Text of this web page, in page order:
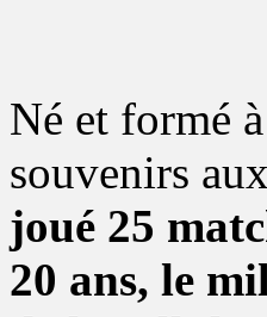
Né et formé
souvenirs
joué 25
20 ans, le